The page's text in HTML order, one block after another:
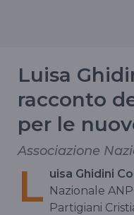
Luisa
racconto
per le
Associazione
L uisa Ghidini
Nazionale
Partigiani